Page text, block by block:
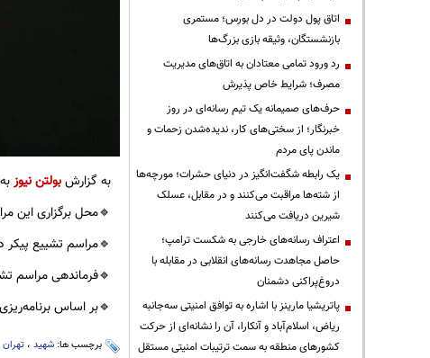
به گزارشبولتن نیوز
🔹️محل برگزاری این
🔹️مراسم تشییع پیکر در تهران
🔹️فرماندهی مراسم
🔹️بر اساس
برچسب ها: شهید، تهران
اتاق پول دولت در دل بورس؛ مستمری
بازنشستگان، وثیقه بازی بزرگ‌ها
رد ورود تمامی معتادان به اتاق‌های مدیریت
مصرف؛ شرایط خاص پذیرش
حرف‌های صمیمانه یک تیم رسانه‌ای در روز
خبرنگار؛ از سختی‌های کار، ندیده‌شدن زحمات و
ماندن پای مردم
یک رابطه شگفت‌انگیز در دنیای حشرات؛ مورچه‌ها
از شته‌ها مراقبت می‌کنند و در مقابل، عسلک
شیرین دریافت می‌کنند
اعتراف رسانه‌های خارجی به شکست ترامپ؛
حاصل مجاهدت رسانه‌های انقلابی در مقابله با
دروغ‌پراکنی دشمنان
پاتریشیا مارینز با اشاره به توافق امنیتی سه‌جانبه
ریاض، اسلام‌آباد و آنکارا، آن را نشانه‌ای از حرکت
کشورهای منطقه به سمت ترتیبات امنیتی مستقل